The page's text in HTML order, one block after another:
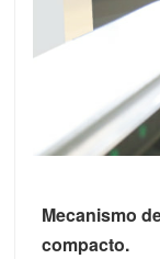
Mecanismo
compacto.